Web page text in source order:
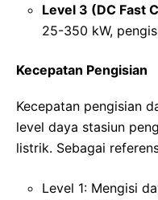
Level 3 (DC Fast
25-350 kW,
Kecepatan Pengisian
Kecepatan pengisian
level daya stasiun
listrik. Sebagai
Level 1: Mengisi